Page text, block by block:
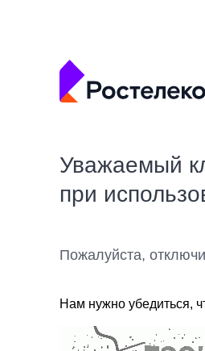
Уважаемый
при
Пожалуйста,
Нам нужно убедиться,